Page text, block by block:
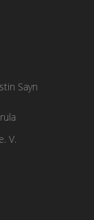
Sayn
V.